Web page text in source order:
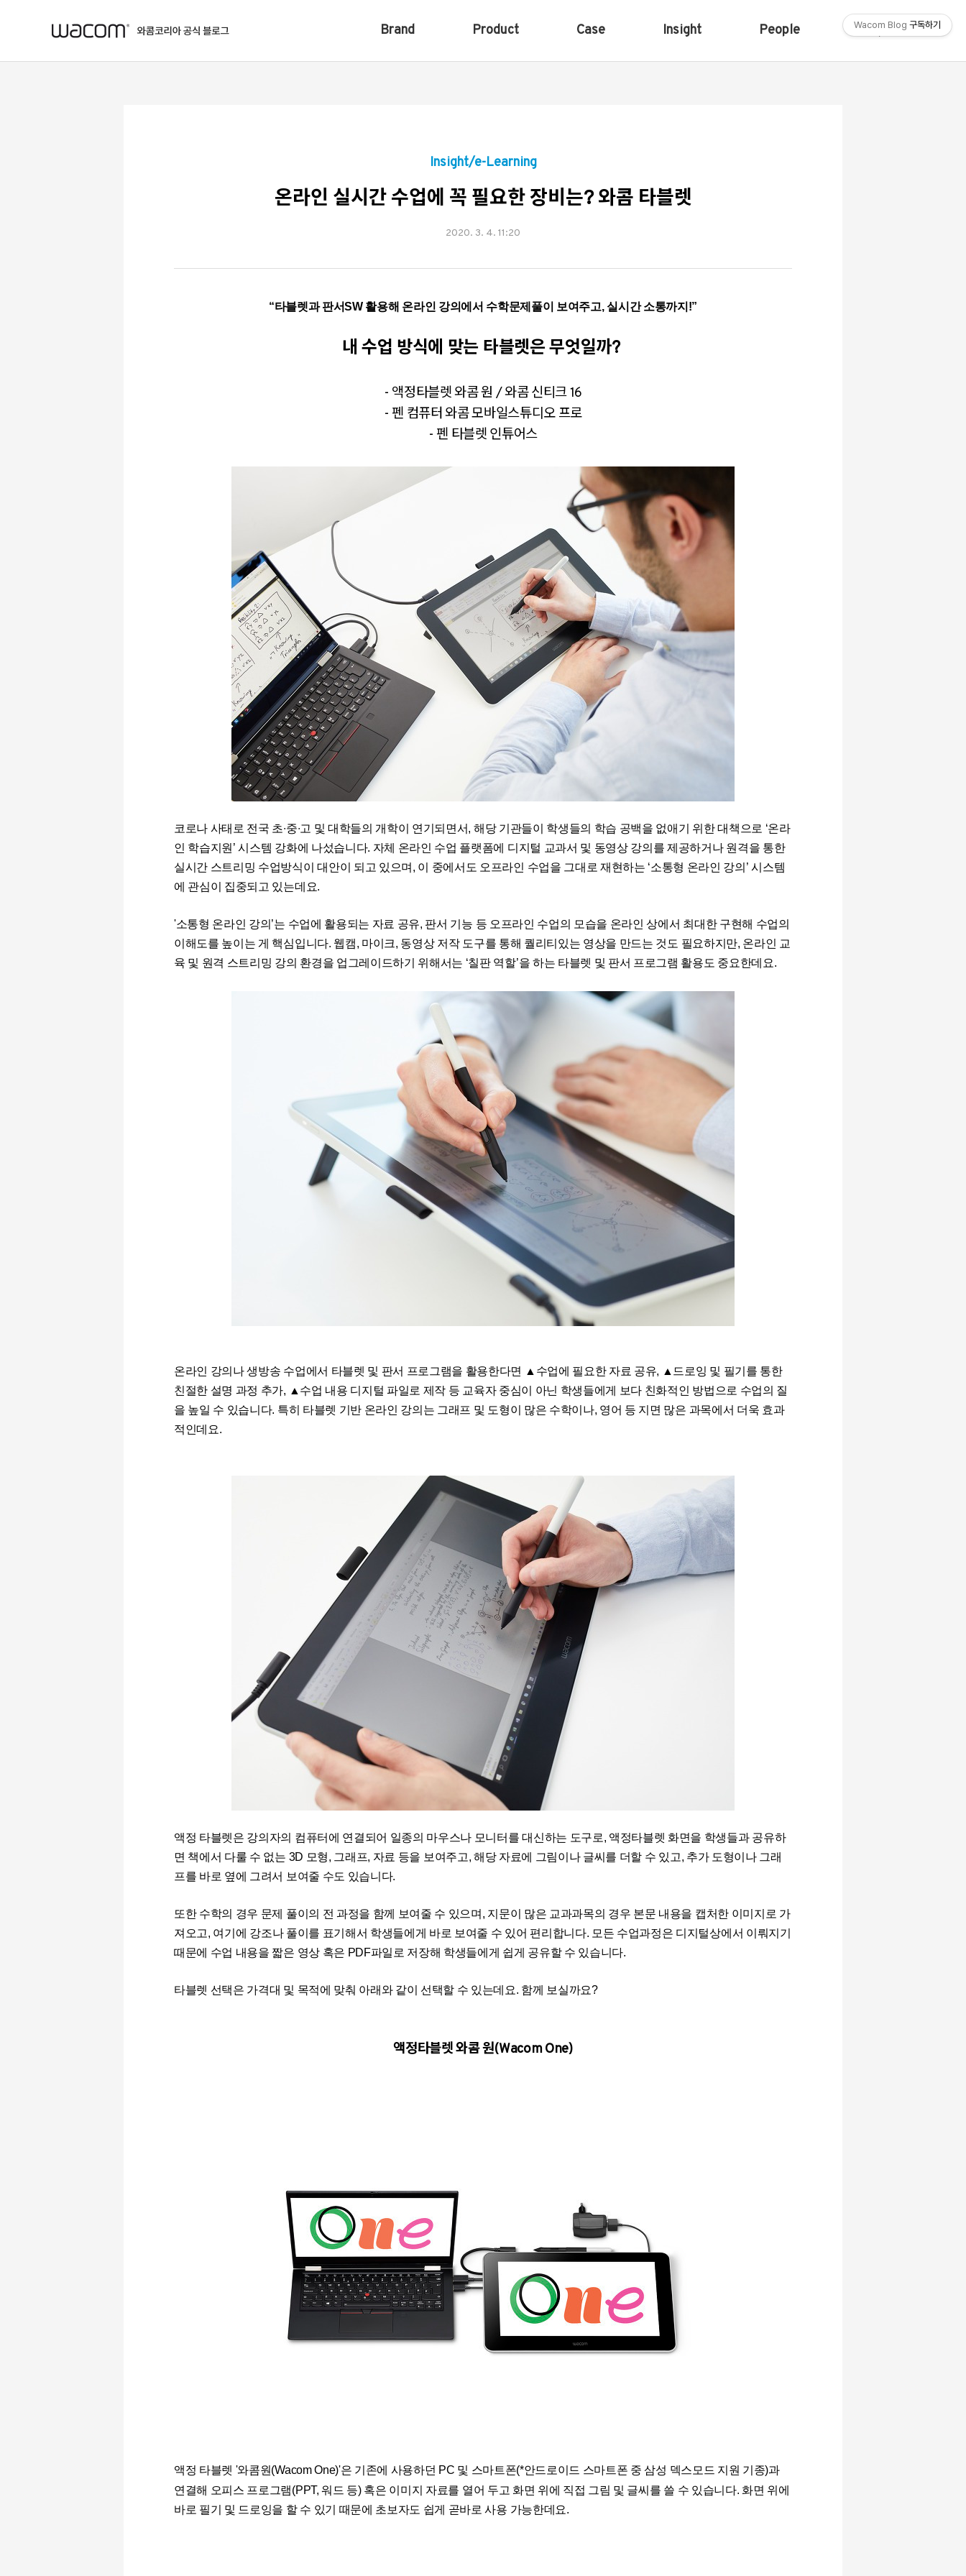
Brand Product Case Insight People Shop
Insight/e-Learning
온라인 실시간 수업에 꼭 필요한 장비는? 와콤 타블렛
2020. 3. 4. 11:20
“타블렛과 판서SW 활용해 온라인 강의에서 수학문제풀이 보여주고, 실시간 소통까지 !”
내 수업 방식에 맞는 타블렛은 무엇일까?
- 액정타블렛 와콤 원 / 와콤 신티크 16
- 펜 컴퓨터 와콤 모바일스튜디오 프로
- 펜 타블렛 인튜어스
코로나 사태로 전국 초∙중∙고 및 대학들의 개학이 연기되면서, 해당 기관들이 학생들의 학습 공백을 없애기 위한 대책으로 ‘온라
인 학습지원’ 시스템 강화에 나섰습니다. 자체 온라인 수업 플랫폼에 디지털 교과서 및 동영상 강의를 제공하거나 원격을 통한
실시간 스트리밍 수업방식이 대안이 되고 있으며 , 이 중에서도 오프라인 수업을 그대로 재현하는 ‘소통형 온라인 강의’ 시스템
에 관심이 집중되고 있는데요.
'소통형 온라인 강의’는 수업에 활용되는 자료 공유, 판서 기능 등 오프라인 수업의 모습을 온라인 상에서 최대한 구현해 수업의
이해도를 높이는 게 핵심입니다. 웹캠, 마이크, 동영상 저작 도구를 통해 퀄리티있는 영상을 만드는 것도 필요하지만, 온라인 교
육 및 원격 스트리밍 강의 환경을 업그레이드하기 위해서는 ‘칠판 역할’을 하는 타블렛 및 판서 프로그램 활용도 중요한데요.
온라인 강의나 생방송 수업에서 타블렛 및 판서 프로그램을 활용한다면 ▲수업에 필요한 자료 공유, ▲드로잉 및 필기를 통한
친절한 설명 과정 추가, ▲수업 내용 디지털 파일로 제작 등 교육자 중심이 아닌 학생들에게 보다 친화적인 방법으로 수업의 질
을 높일 수 있습니다. 특히 타블렛 기반 온라인 강의는 그래프 및 도형이 많은 수학이나, 영어 등 지면 많은 과목에서 더욱 효과
적인데요.
액정 타블렛은 강의자의 컴퓨터에 연결되어 일종의 마우스나 모니터를 대신하는 도구로, 액정타블렛 화면을 학생들과 공유하
면 책에서 다룰 수 없는 3D 모형, 그래프, 자료 등을 보여주고, 해당 자료에 그림이나 글씨를 더할 수 있고, 추가 도형이나 그래
프를 바로 옆에 그려서 보여줄 수도 있습니다.
또한 수학의 경우 문제 풀이의 전 과정을 함께 보여줄 수 있으며 , 지문이 많은 교과과목의 경우 본문 내용을 캡처한 이미지로 가
져오고, 여기에 강조나 풀이를 표기해서 학생들에게 바로 보여줄 수 있어 편리합니다. 모든 수업과정은 디지털상에서 이뤄지기
때문에 수업 내용을 짧은 영상 혹은 PDF파일로 저장해 학생들에게 쉽게 공유할 수 있습니다.
타블렛 선택은 가격대 및 목적에 맞춰 아래와 같이 선택할 수 있는데요. 함께 보실까요?
액정타블렛 와콤 원(Wacom One)
액정 타블렛 '와콤원(Wacom One)'은 기존에 사용하던 PC 및 스마트폰(*안드로이드 스마트폰 중 삼성 덱스모드 지원 기종)과
연결해 오피스 프로그램(PPT,워드 등) 혹은 이미지 자료를 열어 두고 화면 위에 직접 그림 및 글씨를 쓸 수 있습니다. 화면 위에
바로 필기 및 드로잉을 할 수 있기 때문에 초보자도 쉽게 곧바로 사용 가능한데요.
Wacom Blog 구독하기